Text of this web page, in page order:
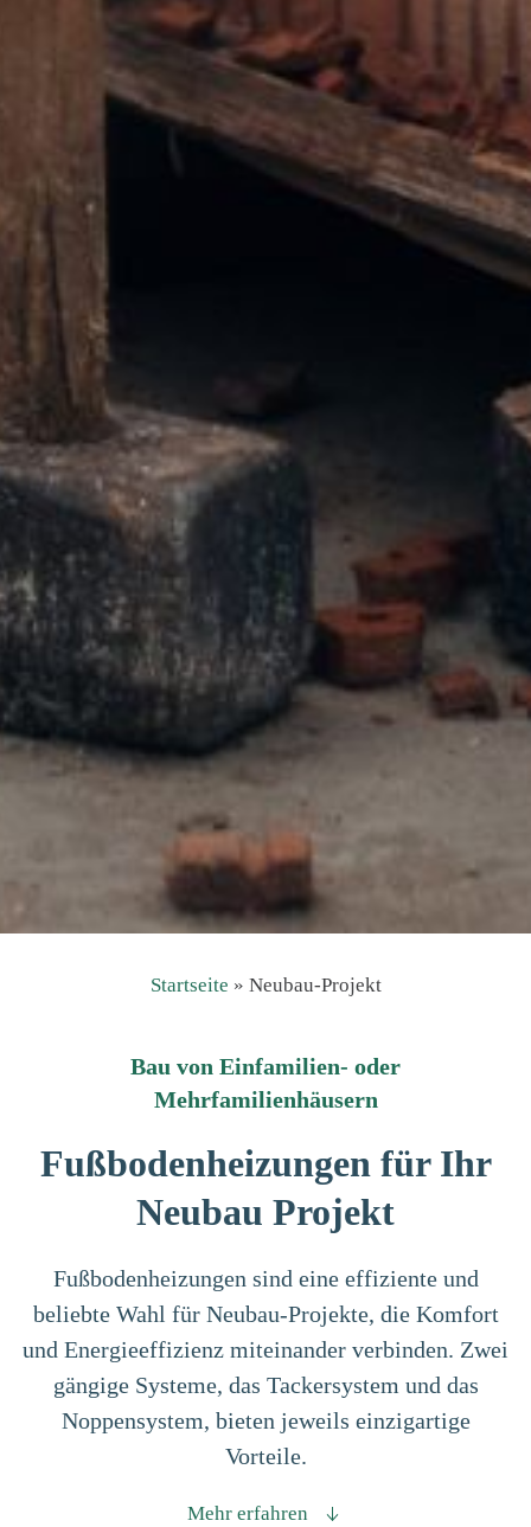
Startseite » Neubau-Projekt
Bau von Einfamilien- oder
Mehrfamilienhäusern
Fußbodenheizungen fürIhr
Neubau Projekt
Fußbodenheizungen sind eine effiziente und
beliebte Wahl für Neubau-Projekte, die Komfort
und Energieeffizienz miteinander verbinden. Zwei
gängige Systeme, das Tackersystem und das
Noppensystem, bieten jeweils einzigartige
Vorteile.
Mehr erfahren